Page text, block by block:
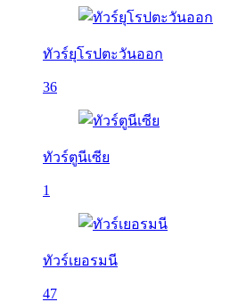
ทัวร์ยุโรปตะวันออก
36
ทัวร์ตูนีเซีย
1
ทัวร์เยอรมนี
47